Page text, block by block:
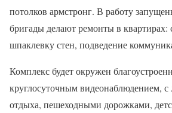
потолков армстронг. В работу
бригады делают ремонты в квартирах:
шпаклевку стен, подведение
Комплекс будет окружен
круглосуточным видеонаблюдением,
отдыха, пешеходными дорожками,